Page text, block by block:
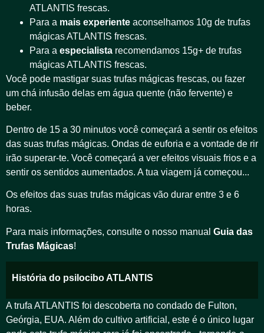
ATLANTIS frescas.
Para a mais experiente aconselhamos 10g de trufas
mágicas ATLANTIS frescas.
Para a especialista recomendamos 15g+ de trufas
mágicas ATLANTIS frescas.
Você pode mastigar suas trufas mágicas frescas, ou fazer
um chá infusão delas em água quente (não fervente) e
beber.
Dentro de 15 a 30 minutos você começará a sentir os efeitos
das suas trufas mágicas. Ondas de euforia e a vontade de rir
irão superar-te. Você começará a ver efeitos visuais frios e a
sentir os sentidos aumentados. A tua viagem já começou...
Os efeitos das suas trufas mágicas vão durar entre 3 e 6
horas.
Para mais informações, consulte o nosso manual Guia das
Trufas Mágicas!
História do psilocibo ATLANTIS
A trufa ATLANTIS foi descoberta no condado de Fulton,
Geórgia, EUA. Além do cultivo artificial, este é o único lugar